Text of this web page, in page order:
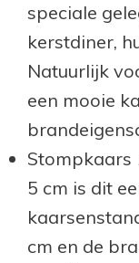
speciale
kerstdiner,
Natuurlijk
een mooie
Stompkaars
5 cm is dit
cm en de